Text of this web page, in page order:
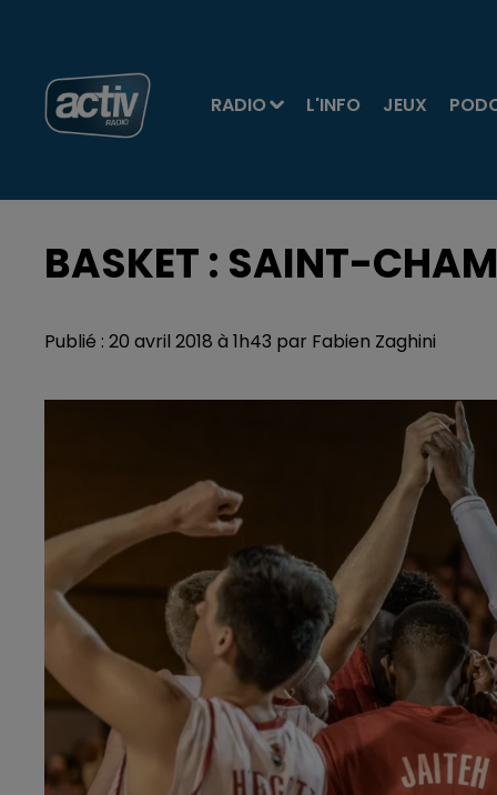
RADIO L'INFO JEUX
BASKET : SAINT-
Publié : 20 avril 2018 à 1h43 par Fabien Zaghini